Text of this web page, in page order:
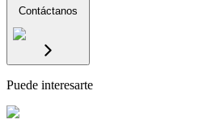
Contáctanos
Puede interesarte